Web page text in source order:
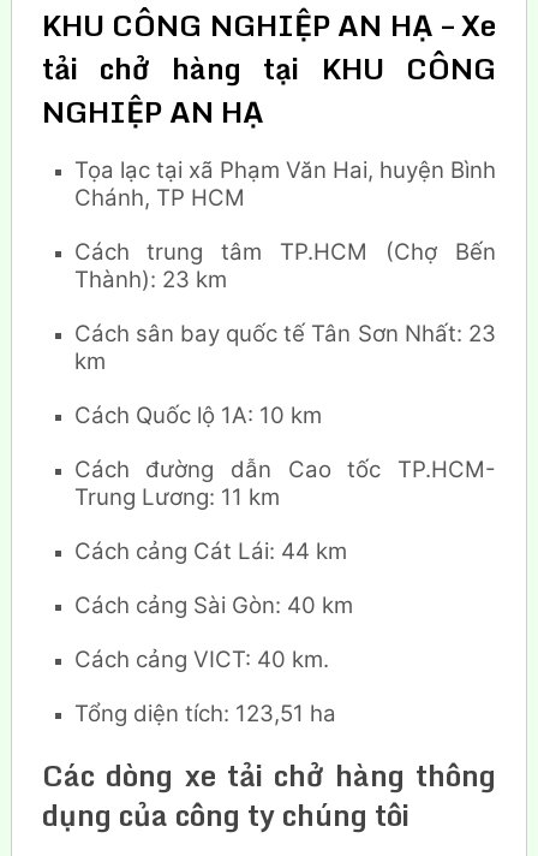
KHU CÔNG NGHIỆP AN HẠ – Xe
tải chở hàng tại KHU CÔNG
NGHIỆP AN HẠ
Tọa lạc tại xã Phạm Văn Hai, huyện Bình
Chánh, TP HCM
Cách trung tâm TP.HCM (Chợ Bến
Thành): 23 km
Cách sân bay quốc tế Tân Sơn Nhất: 23
km
Cách Quốc lộ 1A: 10 km
Cách đường dẫn Cao tốc TP.HCM-
Trung Lương: 11 km
Cách cảng Cát Lái: 44 km
Cách cảng Sài Gòn: 40 km
Cách cảng VICT: 40 km.
Tổng diện tích: 123,51 ha
Các dòng xe tải chở hàng thông
dụng của công ty chúng tôi